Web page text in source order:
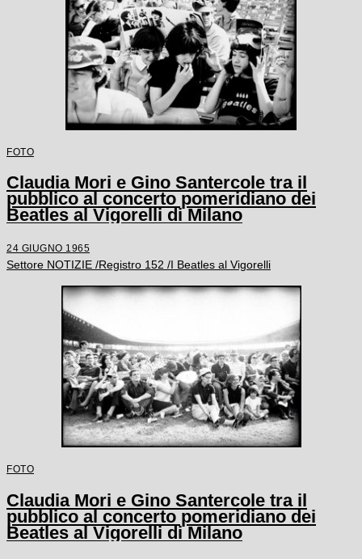
FOTO
Claudia Mori e Gino Santercole tra il
pubblico al concerto pomeridiano dei
Beatles al Vigorelli di Milano
24 GIUGNO 1965
Settore NOTIZIE /Registro 152 /I Beatles al Vigorelli
FOTO
Claudia Mori e Gino Santercole tra il
pubblico al concerto pomeridiano dei
Beatles al Vigorelli di Milano